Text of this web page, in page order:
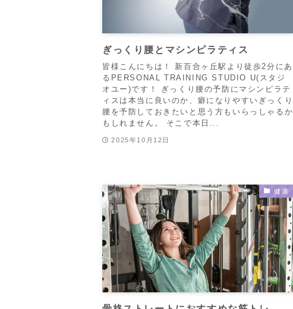
ぎっくり腰とマシンピラティス
皆様こんにちは！ 新百合ヶ丘駅より徒歩2分にあ
るPERSONAL TRAINING STUDIO U(スタジ
オユー)です！ ぎっくり腰の予防にマシンピラテ
ィスは本当に良いのか、癖になりやすいぎっくり
腰を予防しておきたいと思う方もいらっしゃるか
もしれません。 そこで本日...
2025年10月12日
健康